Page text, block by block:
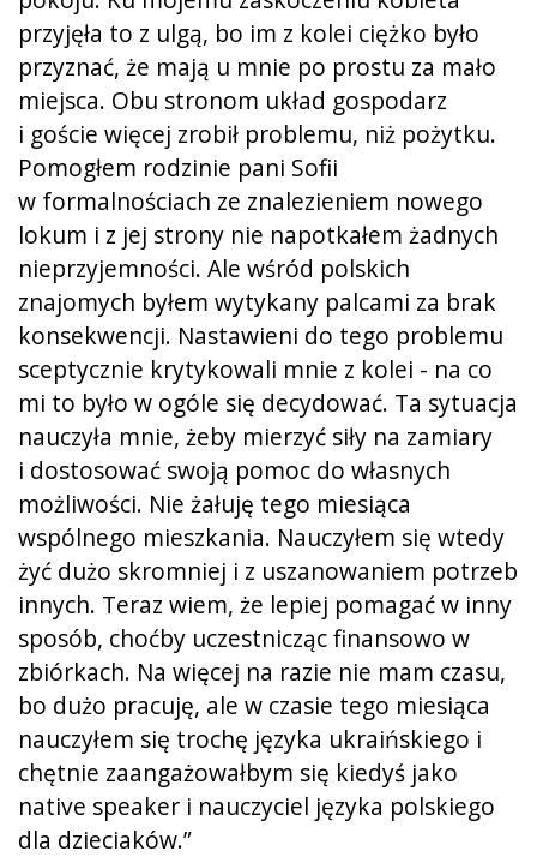
przyjęła to z ulgą, bo im z kolei ciężko było
przyznać, że mają u mnie po prostu za mało
miejsca. Obu stronom układ gospodarz
i goście więcej zrobił problemu, niż pożytku.
Pomogłem rodzinie pani Sofii
w formalnościach ze znalezieniem nowego
lokum i z jej strony nie napotkałem żadnych
nieprzyjemności. Ale wśród polskich
znajomych byłem wytykany palcami za brak
konsekwencji. Nastawieni do tego problemu
sceptycznie krytykowali mnie z kolei - na co
mi to było w ogóle się decydować. Ta sytuacja
nauczyła mnie, żeby mierzyć siły na zamiary
i dostosować swoją pomoc do własnych
możliwości. Nie żałuję tego miesiąca
wspólnego mieszkania. Nauczyłem się wtedy
żyć dużo skromniej i z uszanowaniem potrzeb
innych. Teraz wiem, że lepiej pomagać w inny
sposób, choćby uczestnicząc finansowo w
zbiórkach. Na więcej na razie nie mam czasu,
bo dużo pracuję, ale w czasie tego miesiąca
nauczyłem się trochę języka ukraińskiego i
chętnie zaangażowałbym się kiedyś jako
native speaker i nauczyciel języka polskiego
dla dzieciaków.”